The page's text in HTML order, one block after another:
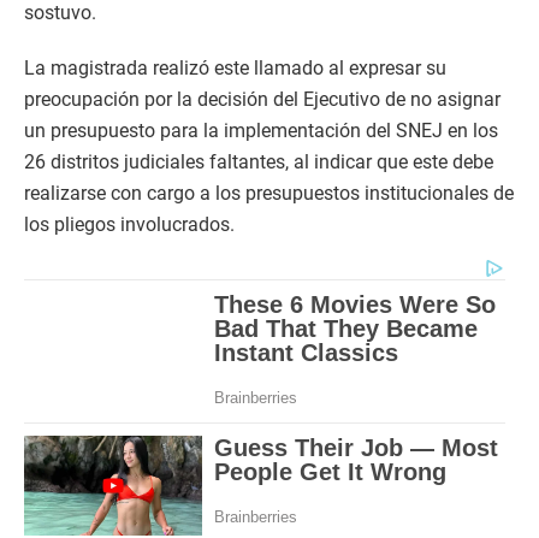
sostuvo.
La magistrada realizó este llamado al expresar su
preocupación por la decisión del Ejecutivo de no asignar
un presupuesto para la implementación del SNEJ en los
26 distritos judiciales faltantes, al indicar que este debe
realizarse con cargo a los presupuestos institucionales de
los pliegos involucrados.